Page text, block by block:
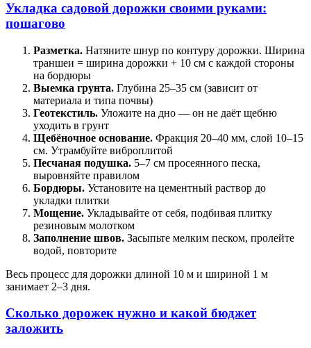
Укладка садовой дорожки своими руками:
пошагово
Разметка. Натяните шнур по контуру дорожки. Ширина
траншеи = ширина дорожки + 10 см с каждой стороны
на бордюры
Выемка грунта. Глубина 25–35 см (зависит от
материала и типа почвы)
Геотекстиль. Уложите на дно — он не даёт щебню
уходить в грунт
Щебёночное основание. Фракция 20–40 мм, слой 10–15
см. Утрамбуйте виброплитой
Песчаная подушка. 5–7 см просеянного песка,
выровняйте правилом
Бордюры. Установите на цементный раствор до
укладки плитки
Мощение. Укладывайте от себя, подбивая плитку
резиновым молотком
Заполнение швов. Засыпьте мелким песком, пролейте
водой, повторите
Весь процесс для дорожки длиной 10 м и шириной 1 м
занимает 2–3 дня.
Сколько дорожек нужно и какой бюджет
заложить